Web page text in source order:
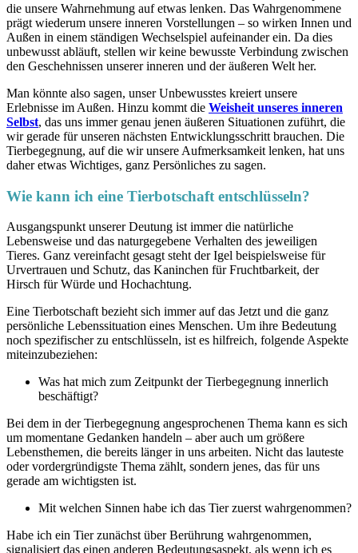
die unsere Wahrnehmung auf etwas lenken. Das Wahrgenommene
prägt wiederum unsere inneren Vorstellungen – so wirken Innen und
Außen in einem ständigen Wechselspiel aufeinander ein. Da dies
unbewusst abläuft, stellen wir keine bewusste Verbindung zwischen
den Geschehnissen unserer inneren und der äußeren Welt her.
Man könnte also sagen, unser Unbewusstes kreiert unsere
Erlebnisse im Außen. Hinzu kommt die Weisheit unseres inneren
Selbst, das uns immer genau jenen äußeren Situationen zuführt, die
wir gerade für unseren nächsten Entwicklungsschritt brauchen. Die
Tierbegegnung, auf die wir unsere Aufmerksamkeit lenken, hat uns
daher etwas Wichtiges, ganz Persönliches zu sagen.
Wie kann ich eine Tierbotschaft entschlüsseln?
Ausgangspunkt unserer Deutung ist immer die natürliche
Lebensweise und das naturgegebene Verhalten des jeweiligen
Tieres. Ganz vereinfacht gesagt steht der Igel beispielsweise für
Urvertrauen und Schutz, das Kaninchen für Fruchtbarkeit, der
Hirsch für Würde und Hochachtung.
Eine Tierbotschaft bezieht sich immer auf das Jetzt und die ganz
persönliche Lebenssituation eines Menschen. Um ihre Bedeutung
noch spezifischer zu entschlüsseln, ist es hilfreich, folgende Aspekte
miteinzubeziehen:
Was hat mich zum Zeitpunkt der Tierbegegnung innerlich
beschäftigt?
Bei dem in der Tierbegegnung angesprochenen Thema kann es sich
um momentane Gedanken handeln – aber auch um größere
Lebensthemen, die bereits länger in uns arbeiten. Nicht das lauteste
oder vordergründigste Thema zählt, sondern jenes, das für uns
gerade am wichtigsten ist.
Mit welchen Sinnen habe ich das Tier zuerst wahrgenommen?
Habe ich ein Tier zunächst über Berührung wahrgenommen,
signalisiert das einen anderen Bedeutungsaspekt, als wenn ich es